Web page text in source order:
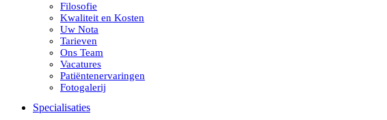
Filosofie
Kwaliteit en Kosten
Uw Nota
Tarieven
Ons Team
Vacatures
Patiëntenervaringen
Fotogalerij
Specialisaties